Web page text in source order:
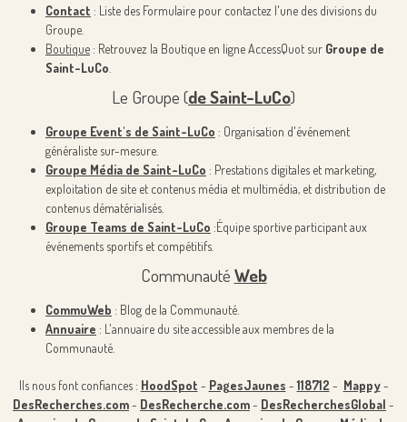
Contact : Liste des Formulaire pour contactez l'une des divisions du
Groupe.
Boutique : Retrouvez la Boutique en ligne AccessQuot sur Groupe de
Saint-LuCo
Le Groupe (de Saint-LuCo)
Groupe Event's de Saint-LuCo : Organisation d'événement
généraliste sur-mesure.
Groupe Média de Saint-LuCo : Prestations digitales et marketing,
exploitation de site et contenus média et multimédia, et distribution de
contenus dématérialisés.
Groupe Teams de Saint-LuCo :Équipe sportive participant aux
événements sportifs et compétitifs.
Communauté Web
CommuWeb : Blog de la Communauté.
Annuaire : L'annuaire du site accessible aux membres de la
Communauté.
Ils nous font confiances : HoodSpot - PagesJaunes -118712 - Mappy-
DesRecherches.com- DesRecherche.com- DesRecherchesGlobal -